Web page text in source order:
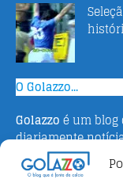
O Golazzo...
Golazzo é um
diariamente
campeonato
Adriano Bertin, o